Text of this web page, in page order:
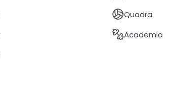
Quadra
Academia